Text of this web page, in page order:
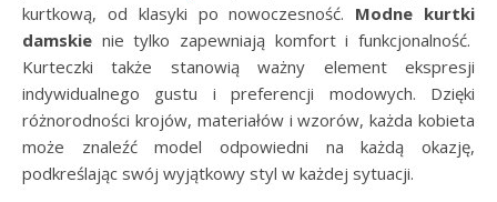
kurtkową, od klasyki po nowoczesność. Modne kurtki
damskie nie tylko zapewniają komfort i funkcjonalność.
Kurteczki także stanowią ważny element ekspresji
indywidualnego gustu i preferencji modowych. Dzięki
różnorodności krojów, materiałów i wzorów, każda kobieta
może znaleźć model odpowiedni na każdą okazję,
podkreślając swój wyjątkowy styl w każdej sytuacji.